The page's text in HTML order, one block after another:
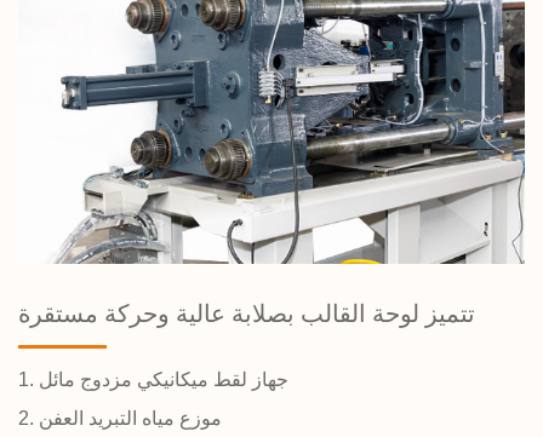
تتميز لوحة القالب بصلابة عالية وحركة مستقرة
1. جهاز لقط ميكانيكي مزدوج مائل
2. موزع مياه التبريد العفن